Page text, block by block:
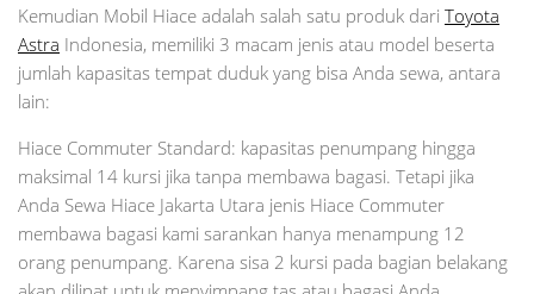
Kemudian Mobil Hiace adalah salah satu produk dari Toyota
Astra Indonesia, memiliki 3 macam jenis atau model beserta
jumlah kapasitas tempat duduk yang bisa Anda sewa, antara
lain:
Hiace Commuter Standard: kapasitas penumpang hingga
maksimal 14 kursi jika tanpa membawa bagasi. Tetapi jika
Anda Sewa Hiace Jakarta Utara jenis Hiace Commuter
membawa bagasi kami sarankan hanya menampung 12
orang penumpang. Karena sisa 2 kursi pada bagian belakang